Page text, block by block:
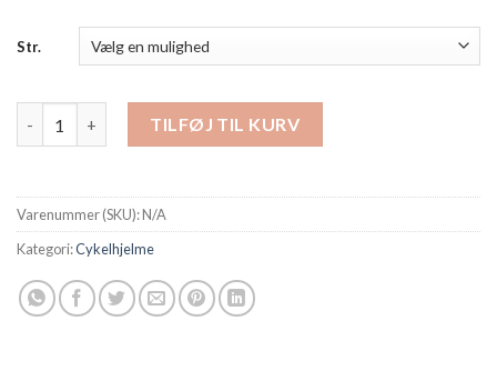
Str.
TILFØJ TIL KURV
Varenummer (SKU):N/A
Kategori:Cykelhjelme